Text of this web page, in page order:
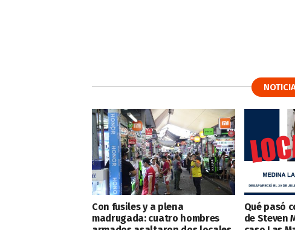
Con fusiles y a plena
madrugada: cuatro hombres
Qué pasó
de Steven